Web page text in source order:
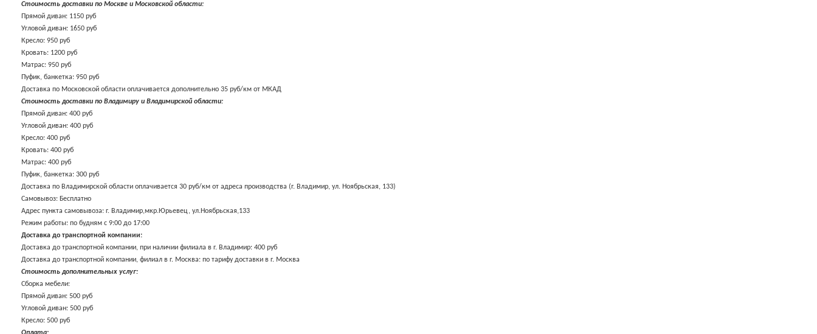
Стоимость доставки по Москве и Московской области:
Прямой диван: 1150 руб
Угловой диван: 1650 руб
Кресло: 950 руб
Кровать: 1200 руб
Матрас: 950 руб
Пуфик, банкетка: 950 руб
Доставка по Московской области оплачивается дополнительно 35 руб/км от МКАД
Стоимость доставки по Владимиру и Владимирской области:
Прямой диван: 400 руб
Угловой диван: 400 руб
Кресло: 400 руб
Кровать: 400 руб
Матрас: 400 руб
Пуфик, банкетка: 300 руб
Доставка по Владимирской области оплачивается 30 руб/км от адреса производства (г. Владимир, ул. Ноябрьская, 133)
Самовывоз: Бесплатно
Адрес пункта самовывоза: г. Владимир,мкр.Юрьевец, ул.Ноябрьская,133
Режим работы: по будням с 9:00 до 17:00
Доставка до транспортной компании:
Доставка до транспортной компании, при наличии филиала в г. Владимир: 400 руб
Доставка до транспортной компании, филиал в г. Москва: по тарифу доставки в г. Москва
Стоимость дополнительных услуг:
Сборка мебели:
Прямой диван: 500 руб
Угловой диван: 500 руб
Кресло: 500 руб